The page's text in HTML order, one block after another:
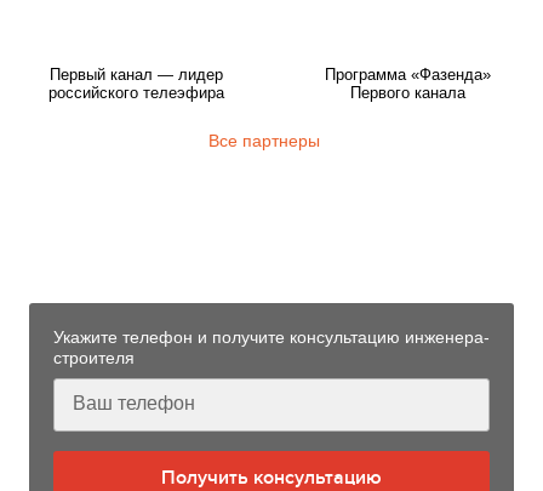
Первый канал — лидер
российского телеэфира
Программа «Фазенда»
Первого канала
Все партнеры
Укажите телефон и получите консультацию инженера-
строителя
Получить консультацию